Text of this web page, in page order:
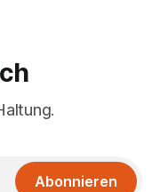
Abonnieren